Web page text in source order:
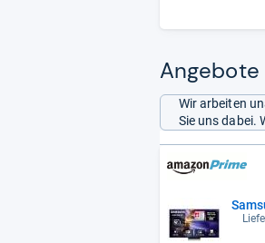
Angebote
Wir arbeiten
Sie uns dabei.